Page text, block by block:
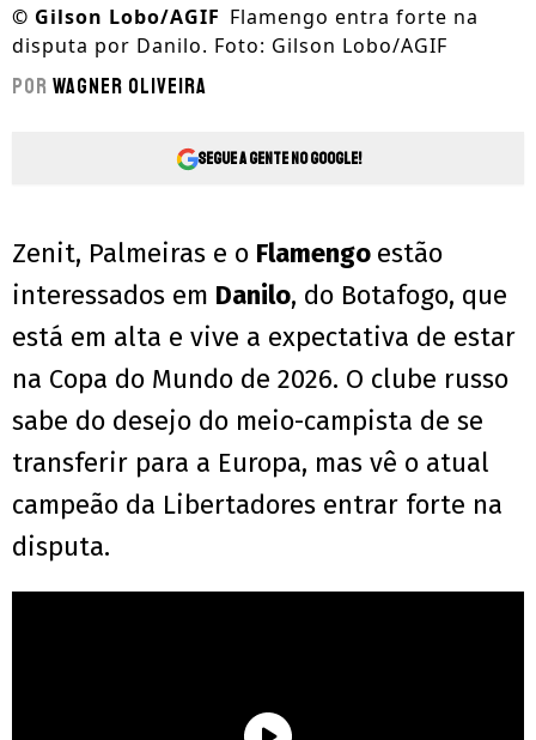
© Gilson Lobo/AGIF Flamengo entra forte na
disputa por Danilo. Foto: Gilson Lobo/AGIF
Por Wagner Oliveira
Segue a gente no Google!
Zenit, Palmeiras e o Flamengo estão
interessados em Danilo, do Botafogo, que
está em alta e vive a expectativa de estar
na Copa do Mundo de 2026. O clube russo
sabe do desejo do meio-campista de se
transferir para a Europa, mas vê o atual
campeão da Libertadores entrar forte na
disputa.